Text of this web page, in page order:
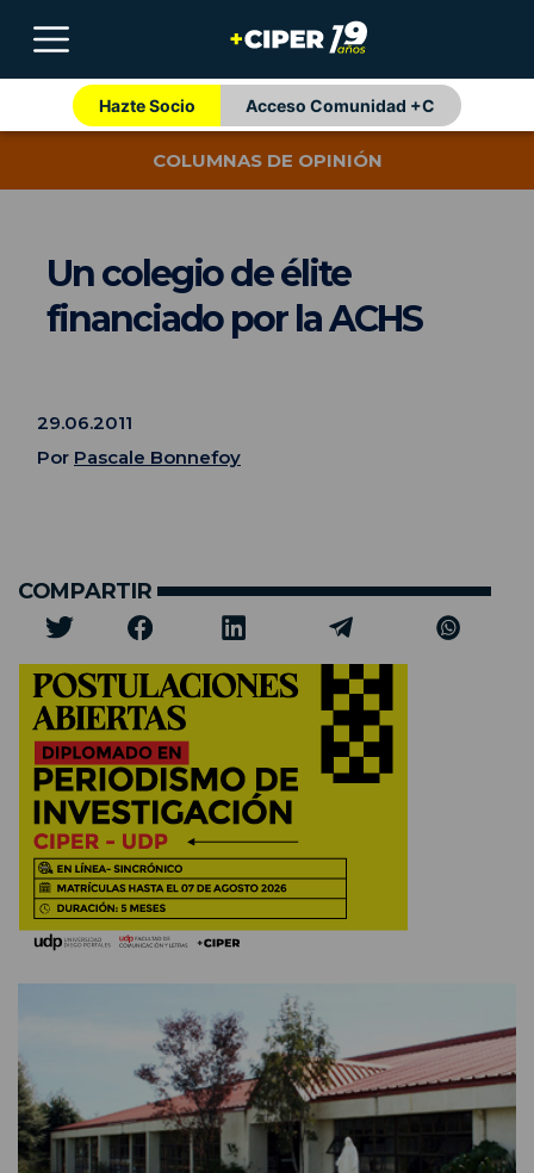
Hazte Socio Acceso Comunidad +C
COLUMNAS DE OPINIÓN
Un colegio de élite
financiado por la ACHS
29.06.2011
Por Pascale Bonnefoy
COMPARTIR